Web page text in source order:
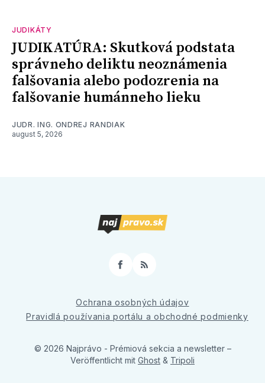
JUDIKÁTY
JUDIKATÚRA: Skutková podstata
správneho deliktu neoznámenia
falšovania alebo podozrenia na
falšovanie humánneho lieku
JUDR. ING. ONDREJ RANDIAK
august 5, 2026
Facebook
RSS
Ochrana osobných údajov
Pravidlá používania portálu a obchodné podmienky
© 2026 Najprávo - Prémiová sekcia a newsletter –
Veröffentlicht mit Ghost & Tripoli